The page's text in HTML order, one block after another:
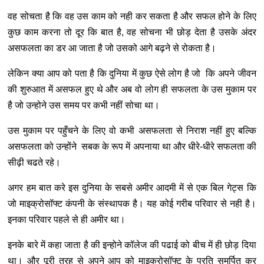
वह सोचता है कि वह उस काम को नही कर सकता है और सफल होने के लिए
कुछ काम करना तो दूर कि बात है, वह सोचना भी छोड़ देता है उसके अंदर
असफलता का डर आ जाता है जो उसको आगे बढ़ने से रोकता है।
लेकिन क्या आप को पता है कि दुनिया में कुछ ऐसे लोग है जो कि अपने जीवन
की शुरुआत में असफल हुए थे और अब वो लोग ही सफलता के उस मुकाम पर
है जो उन्होने उस समय पर कभी नहीं सोचा था।
उस मुकाम पर पहुँचने के लिए वो कभी असफलता से निराश नहीं हुए बल्कि
असफलता को उन्होंने सबक के रूप में अपनाया था और धीरे-धीरे सफलता की
सीढ़ी चढते रहे।
अगर हम बात करे इस दुनिया के सबसे अमीर आदमी में से एक बिल गेट्स कि
जो माइक्रोसॉफ्ट कंपनी के संस्थापक है। यह कोई गरीब परिवार से नही है।
इनका परिवार पहले से ही अमीर था।
इनके बारे में कहा जाता है की इन्होने कॉलेज की पढाई को बीच में ही छोड़ दिया
था। और पूरी तरह से अपने आप को माइक्रोसॉफ्ट के प्रति समर्पित कर